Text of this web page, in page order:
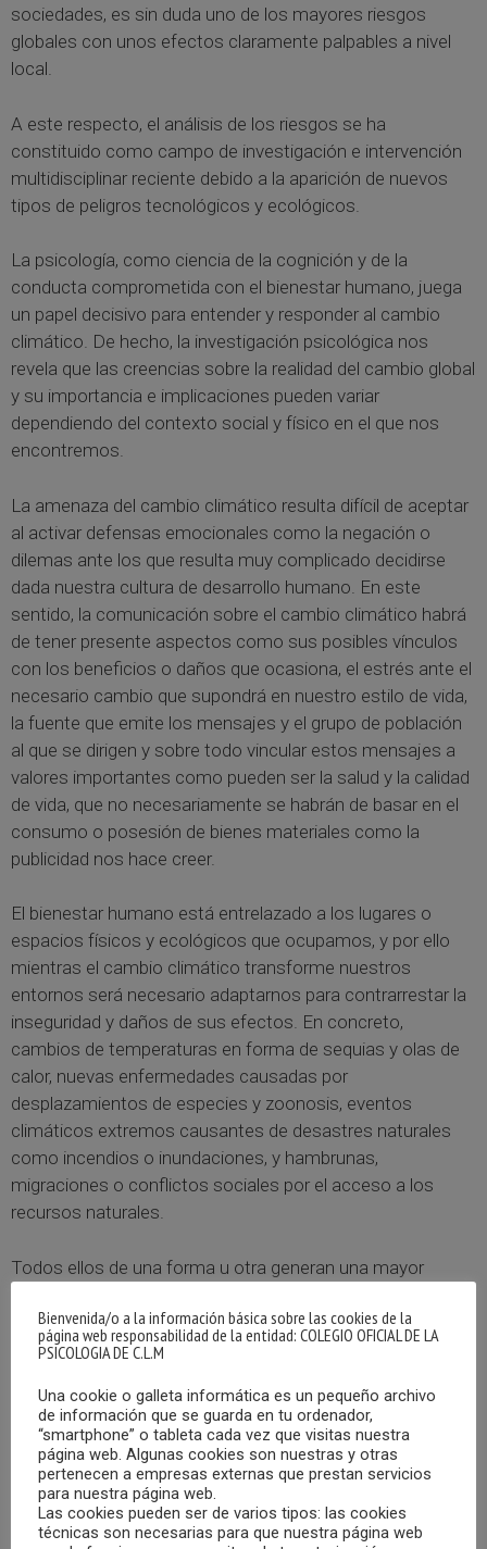
sociedades, es sin duda uno de los mayores riesgos
globales con unos efectos claramente palpables a nivel
local.
A este respecto, el análisis de los riesgos se ha
constituido como campo de investigación e intervención
multidisciplinar reciente debido a la aparición de nuevos
tipos de peligros tecnológicos y ecológicos.
La psicología, como ciencia de la cognición y de la
conducta comprometida con el bienestar humano, juega
un papel decisivo para entender y responder al cambio
climático. De hecho, la investigación psicológica nos
revela que las creencias sobre la realidad del cambio global
y su importancia e implicaciones pueden variar
dependiendo del contexto social y físico en el que nos
encontremos.
La amenaza del cambio climático resulta difícil de aceptar
al activar defensas emocionales como la negación o
dilemas ante los que resulta muy complicado decidirse
dada nuestra cultura de desarrollo humano. En este
sentido, la comunicación sobre el cambio climático habrá
de tener presente aspectos como sus posibles vínculos
con los beneficios o daños que ocasiona, el estrés ante el
necesario cambio que supondrá en nuestro estilo de vida,
la fuente que emite los mensajes y el grupo de población
al que se dirigen y sobre todo vincular estos mensajes a
valores importantes como pueden ser la salud y la calidad
de vida, que no necesariamente se habrán de basar en el
consumo o posesión de bienes materiales como la
publicidad nos hace creer.
El bienestar humano está entrelazado a los lugares o
espacios físicos y ecológicos que ocupamos, y por ello
mientras el cambio climático transforme nuestros
entornos será necesario adaptarnos para contrarrestar la
inseguridad y daños de sus efectos. En concreto,
cambios de temperaturas en forma de sequias y olas de
calor, nuevas enfermedades causadas por
desplazamientos de especies y zoonosis, eventos
climáticos extremos causantes de desastres naturales
como incendios o inundaciones, y hambrunas,
migraciones o conflictos sociales por el acceso a los
recursos naturales.
Todos ellos de una forma u otra generan una mayor
de trauma, depresión y angustia que hacen más
vulnerables a las personas ante el sufrimiento y también a
socioambientales y desigualdad económica ante los
riesgos.
Frente a la inevitabilidad del cambio climático y sus
impactos, la psicología tiene un largo camino recorrido en
intervenciones de cambio comportamental tanto para
Bienvenida/o a la información básica sobre las cookies de la
página web responsabilidad de la entidad: COLEGIO OFICIAL DE LA
PSICOLOGIA DE C.L.M
Una cookie o galleta informática es un pequeño archivo
de información que se guarda en tu ordenador,
“smartphone” o tableta cada vez que visitas nuestra
página web. Algunas cookies son nuestras y otras
pertenecen a empresas externas que prestan servicios
para nuestra página web.
Las cookies pueden ser de varios tipos: las cookies
técnicas son necesarias para que nuestra página web